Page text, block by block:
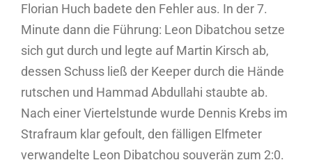
Florian Huch badete den Fehler aus. In der 7.
Minute dann die Führung: Leon Dibatchou setze
sich gut durch und legte auf Martin Kirsch ab,
dessen Schuss ließ der Keeper durch die Hände
rutschen und Hammad Abdullahi staubte ab.
Nach einer Viertelstunde wurde Dennis Krebs im
Strafraum klar gefoult, den fälligen Elfmeter
verwandelte Leon Dibatchou souverän zum 2:0.